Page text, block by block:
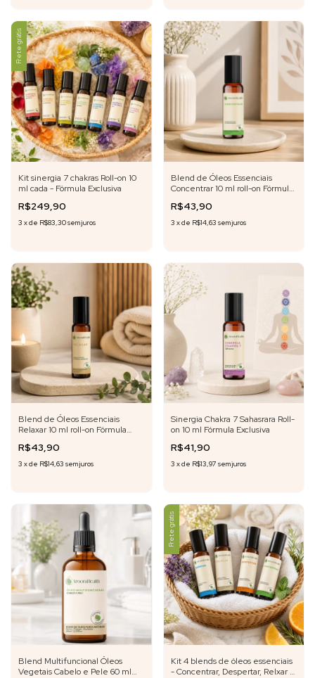
Frete grátis
Kit sinergia 7 chakras Roll-on 10
ml cada - Fórmula Exclusiva
R$249,90
3 xde R$83,30sem juros
Blend de Óleos Essenciais
Concentrar 10 ml roll-on Fórmula
R$43,90
3 xde R$14,63 sem juros
Blend de Óleos Essenciais
Relaxar 10 ml roll-on Fórmula
R$43,90
3 xde R$14,63 sem juros
Sinergia Chakra 7 Sahasrara Roll-
on 10 ml Fórmula Exclusiva
R$41,90
3 xde R$13,97 sem juros
Blend Multifuncional Óleos
Vegetais Cabelo e Pele 60 ml
Frete grátis
Kit 4 blends de óleos essenciais
- Concentrar, Despertar, Relxar e